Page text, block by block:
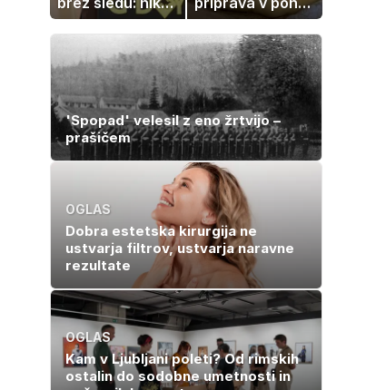
ga niso našli,
nato je prišla še
ena tragedija
je trik za popoln
rezultat
'Spopad' velesil z eno žrtvijo –
prašičem
OGLAS
Dobra estetska kirurgija ne
ustvarja filtrov, ustvarja naravne
rezultate
OGLAS
Kam v Ljubljani poleti? Od rimskih
ostalin do sodobne umetnosti in